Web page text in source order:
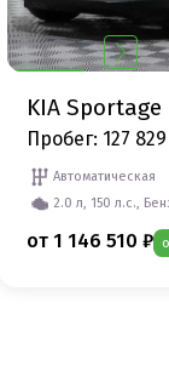
KIA Sportage
Пробег: 127
Автоматическая
2.0 л, 150 л.с.,
от 1 146 510 ₽